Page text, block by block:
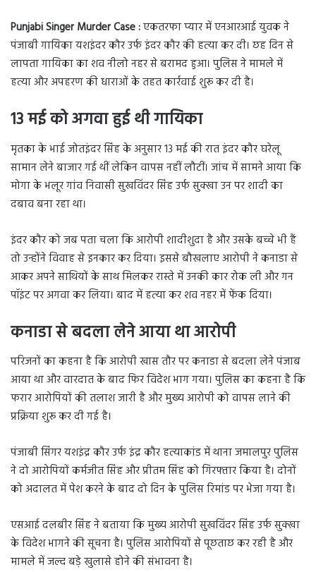
Punjabi Singer Murder Case :एकतरफा प्यार में एनआरआई युवक ने
पंजाबी गायिका यशइंदर कौर उर्फ इंदर कौर की हत्या कर दी। छह दिन से
लापता गायिका का शव नीलो नहर से बरामद हुआ। पुलिस ने मामले में
हत्या और अपहरण की धाराओं के तहत कार्रवाई शुरू कर दी है।
13 मई को अगवा हुई थी गायिका
मृतका के भाई जोतइंदर सिंह के अनुसार 13 मई की रात इंदर कौर घरेलू
सामान लेने बाजार गई थीं लेकिन वापस नहीं लौटीं। जांच में सामने आया कि
मोगा के भलूर गांव निवासी सुखविंदर सिंह उर्फ सुक्खा उन पर शादी का
दबाव बना रहा था।
इंदर कौर को जब पता चला कि आरोपी शादीशुदा है और उसके बच्चे भी हैं
तो उन्होंने विवाह से इनकार कर दिया। इससे बौखलाए आरोपी ने कनाडा से
आकर अपने साथियों के साथ मिलकर रास्ते में उनकी कार रोक ली और गन
पॉइंट पर अगवा कर लिया। बाद में हत्या कर शव नहर में फेंक दिया।
कनाडा से बदला लेने आया था आरोपी
परिजनों का कहना है कि आरोपी खास तौर पर कनाडा से बदला लेने पंजाब
आया था और वारदात के बाद फिर विदेश भाग गया। पुलिस का कहना है कि
फरार आरोपियों की तलाश जारी है और मुख्य आरोपी को वापस लाने की
प्रक्रिया शुरू कर दी गई है।
पंजाबी सिंगर यशइंद्र कौर उर्फ इंद्र कौर हत्याकांड में थाना जमालपुर पुलिस
ने दो आरोपियों कर्मजीत सिंह और प्रीतम सिंह को गिरफ्तार किया है। दोनों
को अदालत में पेश करने के बाद दो दिन के पुलिस रिमांड पर भेजा गया है।
एसआई दलबीर सिंह ने बताया कि मुख्य आरोपी सुखविंदर सिंह उर्फ सुक्खा
के विदेश भागने की सूचना है। पुलिस आरोपियों से पूछताछ कर रही है और
मामले में जल्द बड़े खुलासे होने की संभावना है।